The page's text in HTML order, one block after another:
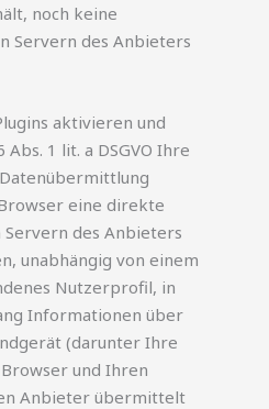
noch keine
Servern des Anbieters
aktivieren und
1 lit. a DSGVO Ihre
eine direkte
des Anbieters
unabhängig von einem
Nutzerprofil, in
Informationen über
(darunter Ihre
und Ihren
Anbieter übermittelt